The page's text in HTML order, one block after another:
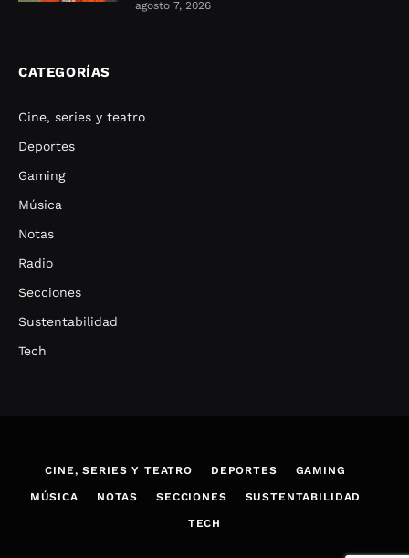
agosto 7, 2026
CATEGORÍAS
Cine, series y teatro
Deportes
Gaming
Música
Notas
Radio
Secciones
Sustentabilidad
Tech
CINE, SERIES Y TEATRO DEPORTES GAMING
MÚSICA NOTAS SECCIONES SUSTENTABILIDAD
TECH